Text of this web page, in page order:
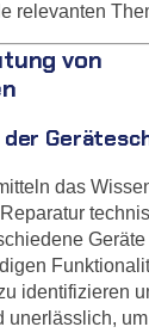
relevanten
von
das
identifizieren
unerlässlich,